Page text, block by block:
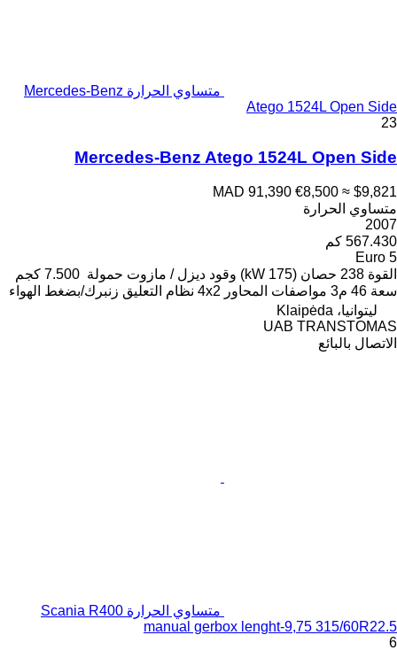
متساوي الحرارة Mercedes-Benz
Atego 1524L Open Side
23
Mercedes-Benz Atego 1524L Open Side
MAD 91,390 €8,500 ≈ $9,821
متساوي الحرارة
2007
567.430 كم
Euro 5
القوة 238 حصان (175 kW) وقود ديزل / مازوت حمولة 7.500 كجم
سعة 46 م3 مواصفات المحاور 4x2 نظام التعليق زنبرك/بضغط الهواء
ليتوانيا، Klaipėda
UAB TRANSTOMAS
الاتصال بالبائع
متساوي الحرارة Scania R400
manual gerbox lenght-9,75 315/60R22.5
6